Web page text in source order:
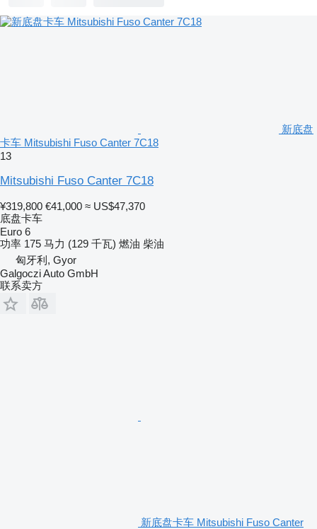
新底盘
卡车 Mitsubishi Fuso Canter 7C18
13
Mitsubishi Fuso Canter 7C18
¥319,800 €41,000 ≈ US$47,370
底盘卡车
Euro 6
功率 175 马力 (129 千瓦) 燃油 柴油
匈牙利, Gyor
Galgoczi Auto GmbH
联系卖方
新底盘卡车 Mitsubishi Fuso Canter